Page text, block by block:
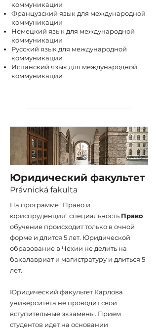
коммуникации
Французский язык для международной
коммуникации
Немецкий язык для международной
коммуникации
Русский язык для международной
коммуникации
Испанский язык для международной
коммуникации
Юридический факультет
Právnická fakulta
На программе "Право и
юриспруденция" специальность Право
обучение происходит только в очной
форме и длится 5 лет. Юридической
образование в Чехии не делить на
бакалавриат и магистратуру и длиться 5
лет.
Юридический факультет Карлова
университета не проводит свои
вступительные экзамены. Прием
студентов идет на основании